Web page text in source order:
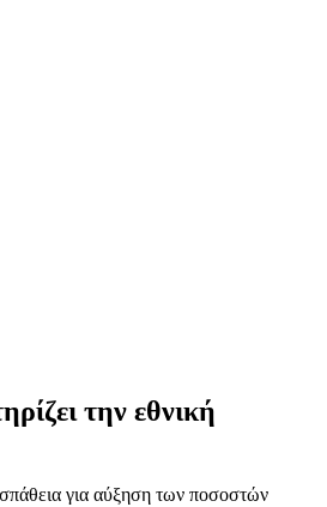
την εθνική
για αύξηση των ποσοστών